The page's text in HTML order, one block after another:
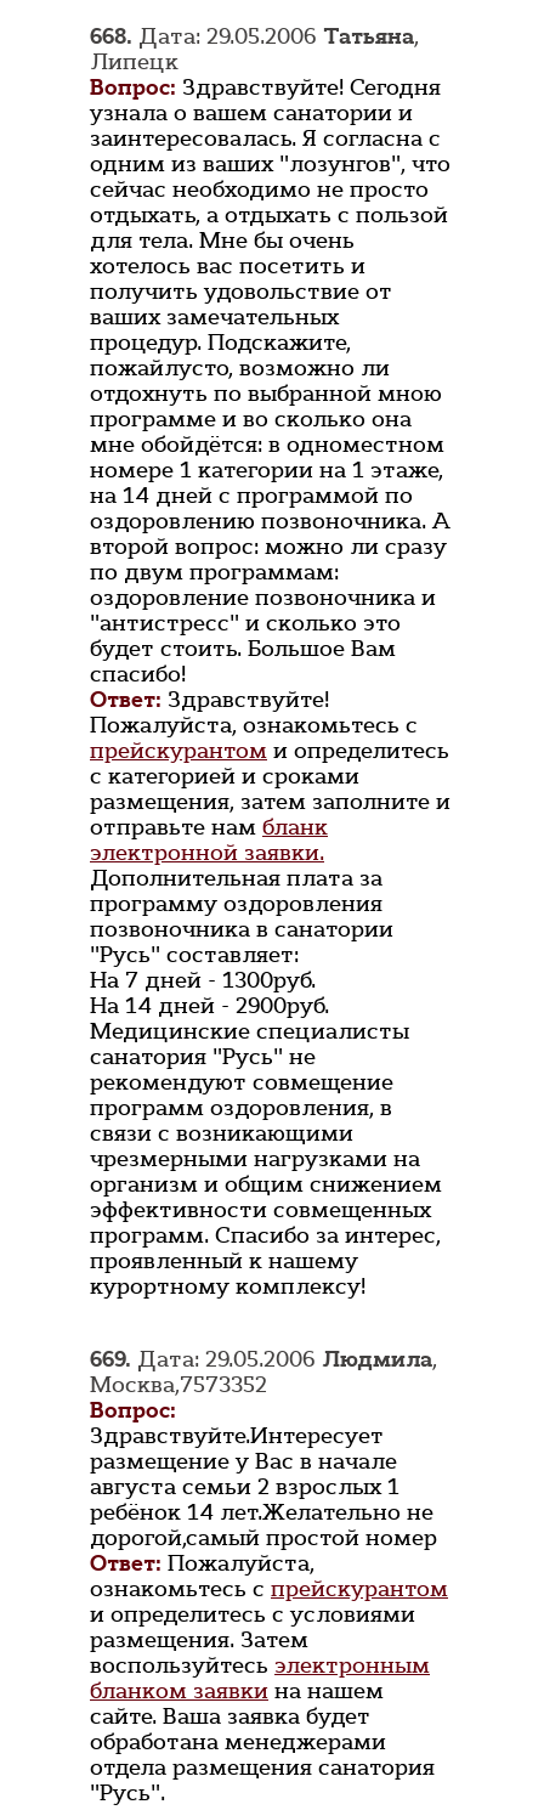
668. Дата: 29.05.2006 Татьяна,
Липецк
Вопрос: Здравствуйте! Сегодня
узнала о вашем санатории и
заинтересовалась. Я согласна с
одним из ваших "лозунгов", что
сейчас необходимо не просто
отдыхать, а отдыхать с пользой
для тела. Мне бы очень
хотелось вас посетить и
получить удовольствие от
ваших замечательных
процедур. Подскажите,
пожайлусто, возможно ли
отдохнуть по выбранной мною
программе и во сколько она
мне обойдётся: в одноместном
номере 1 категории на 1 этаже,
на 14 дней с программой по
оздоровлению позвоночника. А
второй вопрос: можно ли сразу
по двум программам:
оздоровление позвоночника и
"антистресс" и сколько это
будет стоить. Большое Вам
спасибо!
Ответ: Здравствуйте!
Пожалуйста, ознакомьтесь с
прейскурантом и определитесь
с категорией и сроками
размещения, затем заполните и
отправьте нам бланк
электронной заявки.
Дополнительная плата за
программу оздоровления
позвоночника в санатории
"Русь" составляет:
На 7 дней - 1300руб.
На 14 дней - 2900руб.
Медицинские специалисты
санатория "Русь" не
рекомендуют совмещение
программ оздоровления, в
связи с возникающими
чрезмерными нагрузками на
организм и общим снижением
эффективности совмещенных
программ. Спасибо за интерес,
проявленный к нашему
курортному комплексу!
669. Дата: 29.05.2006 Людмила,
Москва,7573352
Вопрос:
Здравствуйте.Интересует
размещение у Вас в начале
августа семьи 2 взрослых 1
ребёнок 14 лет.Желательно не
дорогой,самый простой номер
Ответ: Пожалуйста,
ознакомьтесь с прейскурантом
и определитесь с условиями
размещения. Затем
воспользуйтесь электронным
бланком заявки на нашем
сайте. Ваша заявка будет
обработана менеджерами
отдела размещения санатория
"Русь".